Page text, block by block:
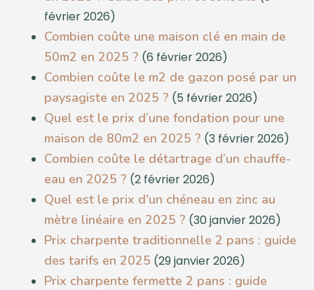
février 2026)
Combien coûte une maison clé en main de
50m2 en 2025 ? (6 février 2026)
Combien coûte le m2 de gazon posé par un
paysagiste en 2025 ? (5 février 2026)
Quel est le prix d’une fondation pour une
maison de 80m2 en 2025 ? (3 février 2026)
Combien coûte le détartrage d’un chauffe-
eau en 2025 ? (2 février 2026)
Quel est le prix d'un chéneau en zinc au
mètre linéaire en 2025 ? (30 janvier 2026)
Prix charpente traditionnelle 2 pans : guide
des tarifs en 2025 (29 janvier 2026)
Prix charpente fermette 2 pans : guide